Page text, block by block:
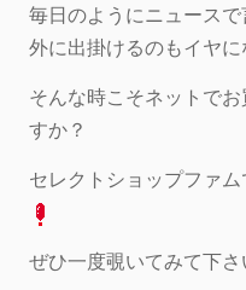
毎日のようにニュースで
外に出掛けるのもイヤ
そんな時こそネットで
すか？
セレクトショップファ
ぜひ一度覗いてみて下